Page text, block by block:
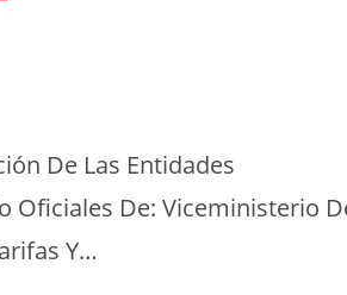
De Las Entidades
Oficiales De: Viceministerio
Y…